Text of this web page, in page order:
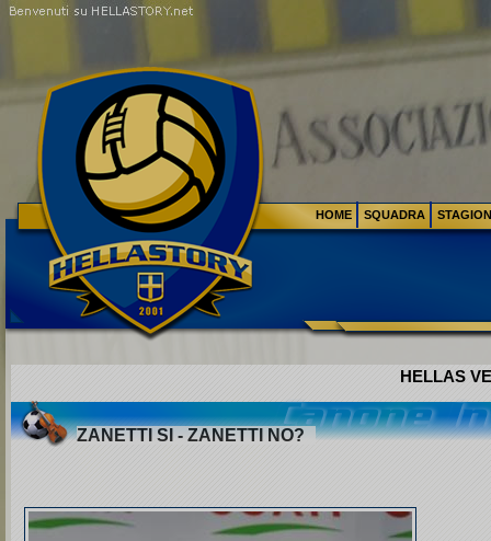
HELLAS
ZANETTI SI - ZANETTI NO?
HOME SQUADRA